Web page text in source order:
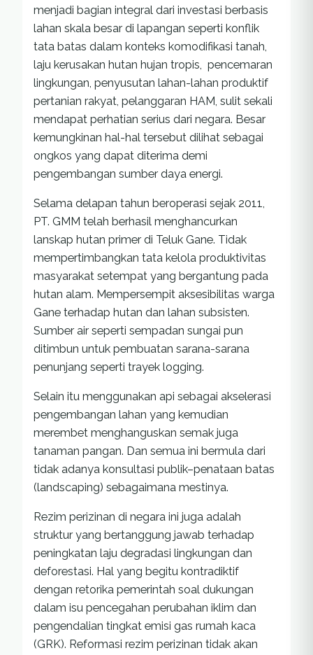
menjadi bagian integral dari investasi berbasis
lahan skala besar di lapangan seperti konflik
tata batas dalam konteks komodifikasi tanah,
laju kerusakan hutan hujan tropis, pencemaran
lingkungan, penyusutan lahan-lahan produktif
pertanian rakyat, pelanggaran HAM, sulit sekali
mendapat perhatian serius dari negara. Besar
kemungkinan hal-hal tersebut dilihat sebagai
ongkos yang dapat diterima demi
pengembangan sumber daya energi.
Selama delapan tahun beroperasi sejak 2011,
PT. GMM telah berhasil menghancurkan
lanskap hutan primer di Teluk Gane. Tidak
mempertimbangkan tata kelola produktivitas
masyarakat setempat yang bergantung pada
hutan alam. Mempersempit aksesibilitas warga
Gane terhadap hutan dan lahan subsisten.
Sumber air seperti sempadan sungai pun
ditimbun untuk pembuatan sarana-sarana
penunjang seperti trayek logging.
Selain itu menggunakan api sebagai akselerasi
pengembangan lahan yang kemudian
merembet menghanguskan semak juga
tanaman pangan. Dan semua ini bermula dari
tidak adanya konsultasi publik–penataan batas
(landscaping) sebagaimana mestinya.
Rezim perizinan di negara ini juga adalah
struktur yang bertanggung jawab terhadap
peningkatan laju degradasi lingkungan dan
deforestasi. Hal yang begitu kontradiktif
dengan retorika pemerintah soal dukungan
dalam isu pencegahan perubahan iklim dan
pengendalian tingkat emisi gas rumah kaca
(GRK). Reformasi rezim perizinan tidak akan